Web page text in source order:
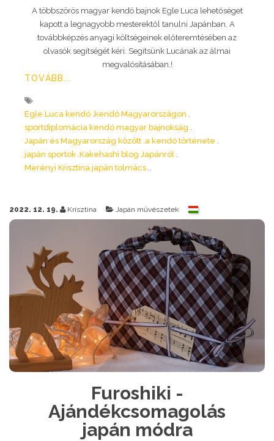
A többszörös magyar kendó bajnok Egle Luca lehetőséget
kapott a legnagyobb mesterektől tanulni Japánban. A
továbbképzés anyagi költségeinek előteremtésében az
olvasók segítségét kéri. Segítsünk Lucának az álmai
megvalósításában.!
TOVÁBB...
Egle Luca kendó kendó Magyarországon
sportdiplomácia kendó magyar bajnokság
Japán és Magyarország között a kendó története
japán sportok Kakehashi blog Japánról
Merényi Krisztina japán tolmács
2022. 12. 19. Krisztina Japán művészetek
Furoshiki -
Ajándékcsomagolás
japán módra